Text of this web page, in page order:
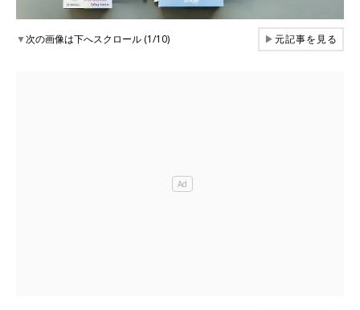
▼次の画像は下へスクロール (1/10) ▶元記事を見る